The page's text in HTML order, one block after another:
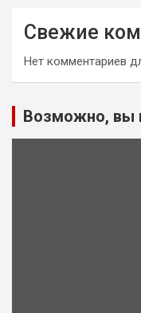
Свежие
Нет комментариев
Возможно, вы